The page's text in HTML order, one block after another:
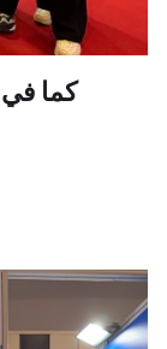
كما في